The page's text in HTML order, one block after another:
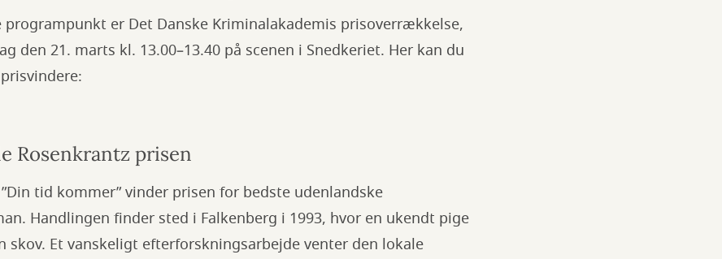
er Det Danske Kriminalakademis prisoverrækkelse,
den 21. marts kl. 13.00–13.40 på scenen i Snedkeriet. Her kan du
Rosenkrantz prisen
tid kommer” vinder prisen for bedste udenlandske
Handlingen finder sted i Falkenberg i 1993, hvor en ukendt pige
skov. Et vanskeligt efterforskningsarbejde venter den lokale